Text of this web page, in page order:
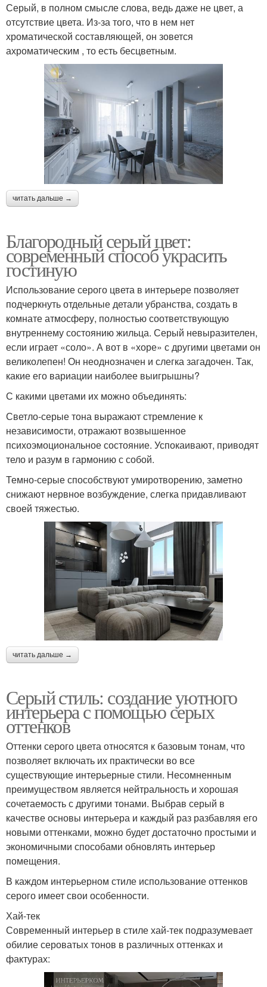
Серый, в полном смысле слова, ведь даже не цвет, а
отсутствие цвета. Из-за того, что в нем нет
хроматической составляющей, он зовется
ахроматическим , то есть бесцветным.
читать дальше →
Благородный серый цвет:
современный способ украсить
гостиную
Использование серого цвета в интерьере позволяет
подчеркнуть отдельные детали убранства, создать в
комнате атмосферу, полностью соответствующую
внутреннему состоянию жильца. Серый невыразителен,
если играет «соло». А вот в «хоре» с другими цветами он
великолепен! Он неоднозначен и слегка загадочен. Так,
какие его вариации наиболее выигрышны?
С какими цветами их можно объединять:
Светло-серые тона выражают стремление к
независимости, отражают возвышенное
психоэмоциональное состояние. Успокаивают, приводят
тело и разум в гармонию с собой.
Темно-серые способствуют умиротворению, заметно
снижают нервное возбуждение, слегка придавливают
своей тяжестью.
читать дальше →
Серый стиль: создание уютного
интерьера с помощью серых
оттенков
Оттенки серого цвета относятся к базовым тонам, что
позволяет включать их практически во все
существующие интерьерные стили. Несомненным
преимуществом является нейтральность и хорошая
сочетаемость с другими тонами. Выбрав серый в
качестве основы интерьера и каждый раз разбавляя его
новыми оттенками, можно будет достаточно простыми и
экономичными способами обновлять интерьер
помещения.
В каждом интерьерном стиле использование оттенков
серого имеет свои особенности.
Хай-тек
Современный интерьер в стиле хай-тек подразумевает
обилие сероватых тонов в различных оттенках и
фактурах: